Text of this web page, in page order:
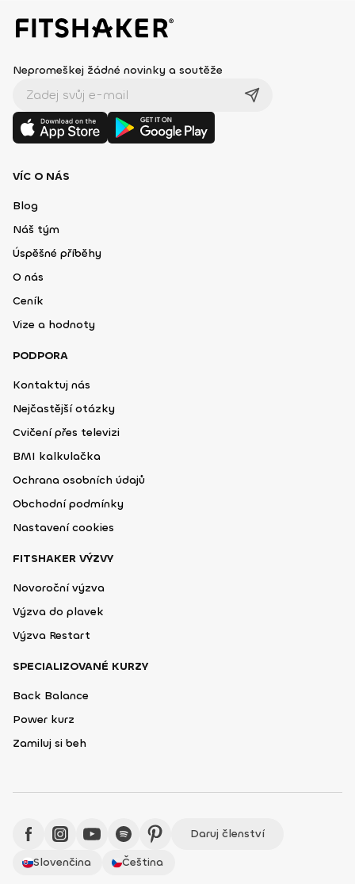
Nepromeškej žádné novinky a soutěže
VÍC O NÁS
Blog
Náš tým
Úspěšné příběhy
O nás
Ceník
Vize a hodnoty
PODPORA
Kontaktuj nás
Nejčastější otázky
Cvičení přes televizi
BMI kalkulačka
Ochrana osobních údajů
Obchodní podmínky
Nastavení cookies
FITSHAKER VÝZVY
Novoroční výzva
Výzva do plavek
Výzva Restart
SPECIALIZOVANÉ KURZY
Back Balance
Power kurz
Zamiluj si beh
Daruj členství
Slovenčina
Čeština